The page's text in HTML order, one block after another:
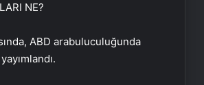
NE?
ABD arabuluculuğunda